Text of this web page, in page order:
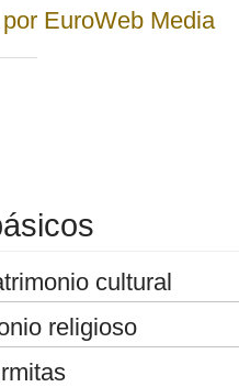
EuroWeb Media
cultural
religioso